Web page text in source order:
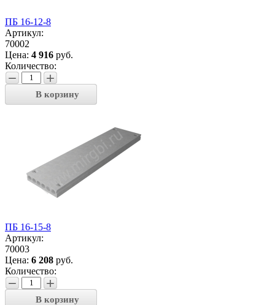
ПБ 16-12-8
Артикул:
70002
Цена: 4 916 руб.
Количество:
− +
В корзину
ПБ 16-15-8
Артикул:
70003
Цена: 6 208 руб.
Количество:
− +
В корзину